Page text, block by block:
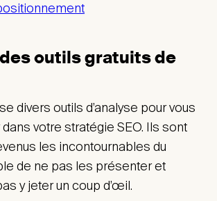
outils gratuits de
divers outils d’analyse pour vous
votre stratégie SEO. Ils sont
les incontournables du
de ne pas les présenter et
y jeter un coup d’œil.